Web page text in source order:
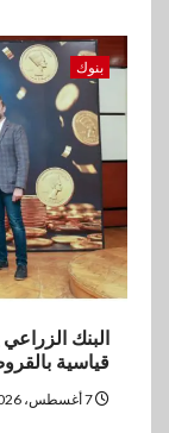
بنوك
البنك
قياسية